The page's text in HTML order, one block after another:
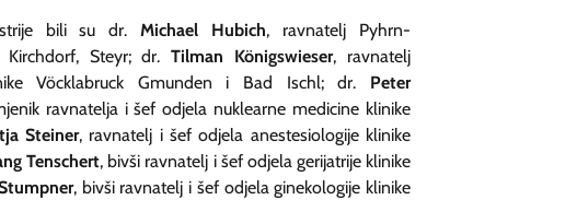
bili su dr.Michael Hubich, ravnatelj Pyhrn-
Kirchdorf, Steyr; dr.Tilman Königswieser, ravnatelj
Vöcklabruck Gmunden i Bad Ischl; dr. Peter
ravnatelja i šef odjela nuklearne medicine klinike
Steiner, ravnatelj i šef odjela anestesiologije klinike
Tenschert, bivši ravnatelj i šef odjela gerijatrije klinike
, bivši ravnatelj i šef odjela ginekologije klinike